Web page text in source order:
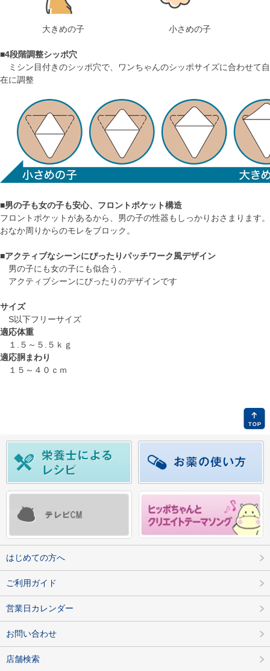
大きめの子 小さめの子
■4段階調整シッポ穴
ミシン目付きのシッポ穴で、ワンちゃんのシッポサイズに合わせて自
在に調整
■男の子も女の子も安心、フロントポケット構造
フロントポケットがあるから、男の子の性器もしっかりおさまります。
おなか周りからのモレをブロック。
■アクティブなシーンにぴったりパッチワーク風デザイン
男の子にも女の子にも似合う、
アクティブシーンにぴったりのデザインです
サイズ
S以下フリーサイズ
適応体重
１.５～５.５ｋｇ
適応胴まわり
１５～４０ｃｍ
はじめての方へ
ご利用ガイド
営業日カレンダー
お問い合わせ
店舗検索